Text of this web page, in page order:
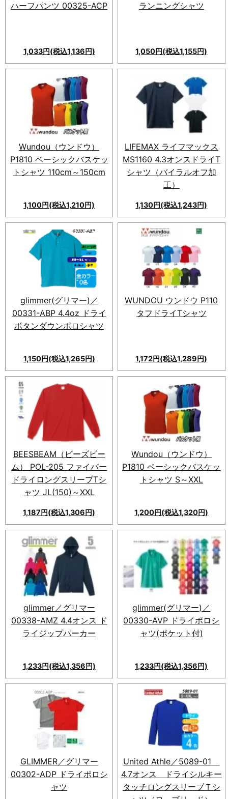
ハーフパンツ 00325-ACP
1,033円(税込1,136円)
glimmer(グリマー)のドライハ
ーフパンツ 00325-ACP。メッ
シュ生地で快適、サイドプリン
トも可能。スポーツやアウトド
アで活躍。
ランニングシャツ
1,050円(税込1,155円)
Wundou（ウンドウ）
P1810 ベーシックバスケッ
トシャツ 110cm～150cm
1,100円(税込1,210円)
LIFEMAX ライフマックス
MS1160 4.3オンスドライT
シャツ（バイラルオフ加
工）
1,130円(税込1,243円)
glimmer(グリマー)／
00331-ABP 4.4oz ドライ
ボタンダウンポロシャツ
1,150円(税込1,265円)
新素材のメッシュ面を使ったド
ライポロシャツ。吸汗速乾で快
適な着心地。サイズ、色展開も
WUNDOU ウンドウ P110
タフドライTシャツ
1,172円(税込1,289円)
スポーツ基準クリアの
WUNDOU P110 タフドライT
シャツ！機能性長袖Tシャツ。
12色展開、110〜XXLサイズ。
快適な着心地を実現。
BEESBEAM（ビーズビー
ム） POL-205 ファイバー
ドライロングスリーブTシ
ャツ JL(150)～XXL
1,187円(税込1,306円)
速乾性に優れた
BEESBEAM（ビーズビーム）
POL-205。フラット表面とメ
ッシュ裏面の素材で快適。5色
展開、UVカット搭載のファイ
バードライロングスリーブTシ
ャツ。
Wundou（ウンドウ）
P1810 ベーシックバスケッ
トシャツ S～XXL
1,200円(税込1,320円)
glimmer／グリマー
00338-AMZ 4.4オンス ド
ライジップパーカー
1,233円(税込1,356円)
業界最安値の新素材ドライジッ
プパーカー。多彩な14色、兼用
サイズ、UV対策に。快適なス
ポーツやアウトドアに最適。
glimmer(グリマー)／
00330-AVP ドライポロシ
ャツ(ポケット付)
1,233円(税込1,356円)
glimmer(グリマー)／00330-
AVP ドライポロシャツ(ポケッ
ト付)。吸汗速乾メッシュ素材
を採用し、ポケット付き。サイ
ズ：10サイズ、カラー：36
色、素材：ポリエステル
100％。利便性と快適さを兼ね
備えた一品。
GLIMMER／グリマー
00302-ADP ドライポロシ
ャツ
United Athle／5089-01
4.7オンス ドライシルキー
タッチロングスリーブＴシ